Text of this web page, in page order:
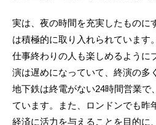
実は、夜の時間を充実したものに
は積極的に取り入れられています
仕事終わりの人も楽しめるように
演は遅めになっていて、終演の多
地下鉄は終電がない24時間営業で
ています。また、ロンドンでも昨
経済に活力を与えることを目的に